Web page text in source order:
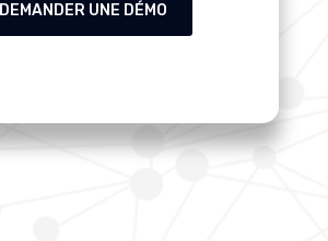
DEMANDER UNE DÉMO